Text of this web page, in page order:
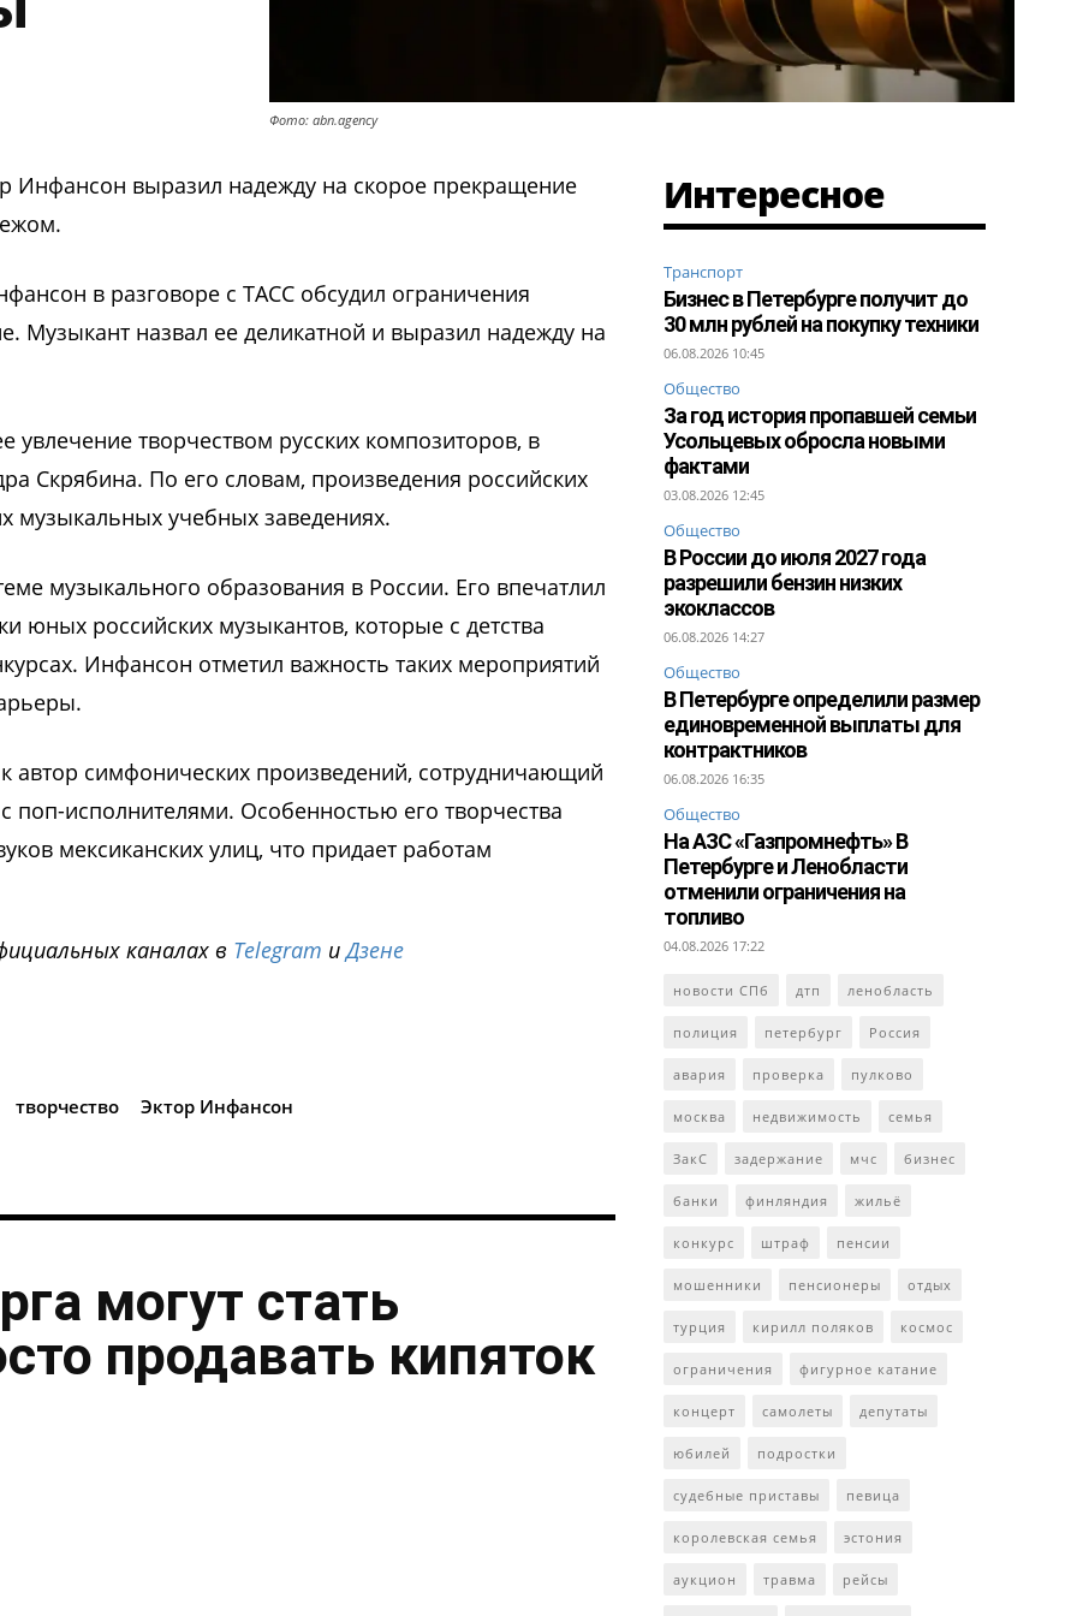
Фото: abn.agency
Инфансон выразил надежду на скорое прекращение
в разговоре с ТАСС обсудил ограничения
Музыкант назвал ее деликатной и выразил надежду на
творчеством русских композиторов, в
Скрябина. По его словам, произведения российских
музыкальных учебных заведениях.
музыкального образования в России. Его впечатлил
юных российских музыкантов, которые с детства
Инфансон отметил важность таких мероприятий
автор симфонических произведений, сотрудничающий
поп-исполнителями. Особенностью его творчества
мексиканских улиц, что придает работам
каналах в Telegram иДзене
творчество Эктор Инфансон
могут стать
продавать кипяток
Интересное
Транспорт
Бизнес в Петербурге получит до
30 млн рублей на покупку техники
06.08.2026 10:45
Общество
За год история пропавшей семьи
Усольцевых обросла новыми
фактами
03.08.2026 12:45
Общество
В России до июля 2027 года
разрешили бензин низких
экоклассов
06.08.2026 14:27
Общество
В Петербурге определили размер
единовременной выплаты для
контрактников
06.08.2026 16:35
Общество
На АЗС «Газпромнефть» В
Петербурге и Ленобласти
отменили ограничения на
топливо
04.08.2026 17:22
новости СПб дтп ленобласть
полиция петербург Россия
авария проверка пулково
москва недвижимость семья
ЗакС задержание мчс бизнес
банки финляндия жильё
конкурс штраф пенсии
мошенники пенсионеры отдых
турция кирилл поляков космос
ограничения фигурное катание
концерт самолеты депутаты
юбилей подростки
судебные приставы певица
королевская семья эстония
аукцион травма рейсы